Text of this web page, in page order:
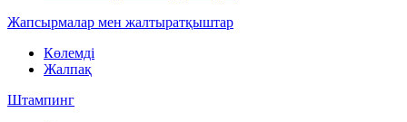
Жапсырмалар мен жалтыратқыштар
Көлемді
Жалпақ
Штампинг